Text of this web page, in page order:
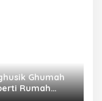
Ghumah
Rumah